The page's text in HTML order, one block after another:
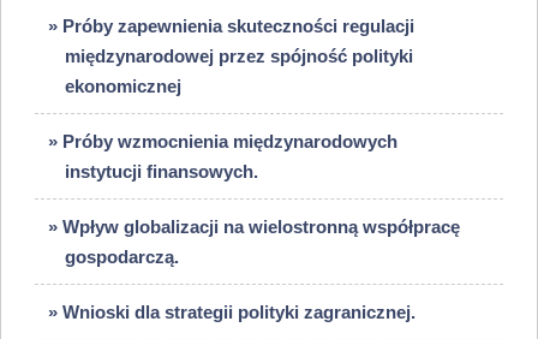
» Próby zapewnienia skuteczności regulacji
międzynarodowej przez spójność polityki
ekonomicznej
» Próby wzmocnienia międzynarodowych
instytucji finansowych.
» Wpływ globalizacji na wielostronną współpracę
gospodarczą.
» Wnioski dla strategii polityki zagranicznej.